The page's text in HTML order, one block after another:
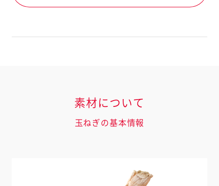
素材について
玉ねぎの基本情報